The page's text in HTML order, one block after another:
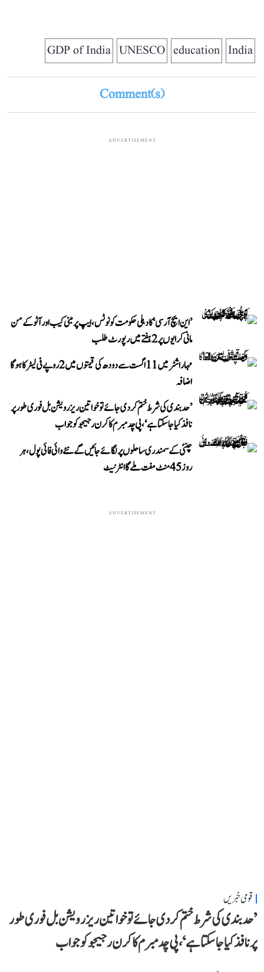
India
education
UNESCO
GDP of India
Comment(s)
ADVERTISEMENT
’این ایچ آر سی‘ کا دہلی حکومت کو نوٹس، ایپ پر مبنی کیب اور آٹو کے من
مانی کرایوں پر 2 ہفتے میں رپورٹ طلب
مہاراشٹر میں 11 اگست سے دودھ کی قیمتوں میں 2 روپے فی لیٹر کا ہوگا
اضافہ
’حد بندی کی شرط ختم کر دی جائے تو خواتین ریزرویشن بل فوری طور پر
نافذ کیا جا سکتا ہے‘، پی چدمبرم کا کرن رجیجو کو جواب
چنئی کے سمندری ساحلوں پر لگائے جائیں گے نئے وائی فائی پول، ہر
روز 45 منٹ مفت ملے گا انٹرنیٹ
ADVERTISEMENT
قومی خبریں
’حد بندی کی شرط ختم کر دی جائے تو خواتین ریزرویشن بل فوری طور
پر نافذ کیا جا سکتا ہے‘، پی چدمبرم کا کرن رجیجو کو جواب